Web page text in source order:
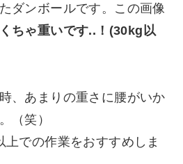
ダンボールです。この画像
ちゃ重いです..！(30kg以
、あまりの重さに腰がいか
（笑）
での作業をおすすめしま